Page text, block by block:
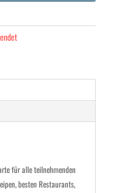
für alle teilnehmenden
besten Restaurants,